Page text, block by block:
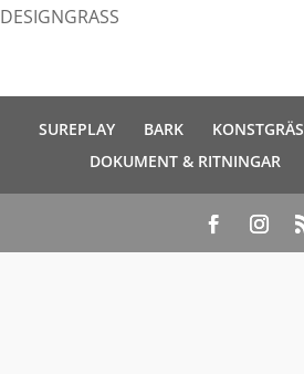
DESIGNGRASS
SUREPLAY BARK KONSTGRÄS
DOKUMENT & RITNINGAR